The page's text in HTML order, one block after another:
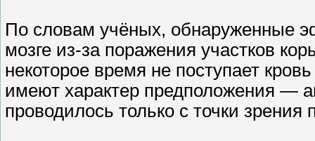
По словам учёных, обнаруженные
мозге из-за поражения участков
некоторое время не поступает
имеют характер предположения —
проводилось только с точки зрения